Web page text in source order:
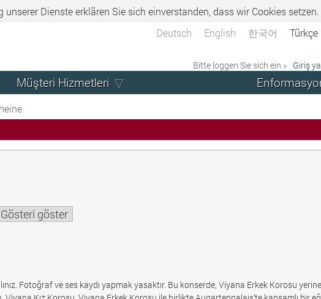
Dienste erklären Sie sich einverstanden, dass wir Cookies setzen.
Deutsch English 한국어 Türkçe
Bitte loggen Sie sich ein » Giriş
Müşteri Hizmetleri
göster
Fotoğraf ve ses kaydı yapmak yasaktır. Bu konserde, Viyana Erkek Korosu